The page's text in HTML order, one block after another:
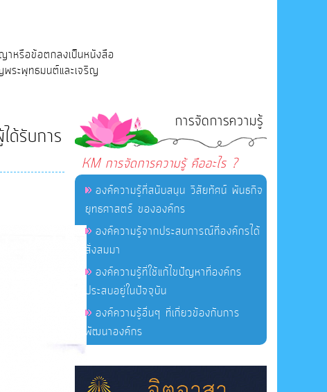
าหรือข้อตกลงเป็นหนังสือ
ระพุทธมนต์และเจริญ
ด้รับการ
การจัดการความรู้
KM การจัดการความรู้ คืออะไร ?
องค์ความรู้ที่สนับสนุน วิสัยทัศน์ พันธกิจ
ยุทธศาสตร์ ขององค์กร
องค์ความรู้จากประสบการณ์ที่องค์กรได้
สั่งสมมา
องค์ความรู้ที่ใช้แก้ไขปัญหาที่องค์กร
ประสบอยู่ในปัจจุบัน
องค์ความรู้อื่นๆ ที่เกี่ยวข้องกับการ
พัฒนาองค์กร